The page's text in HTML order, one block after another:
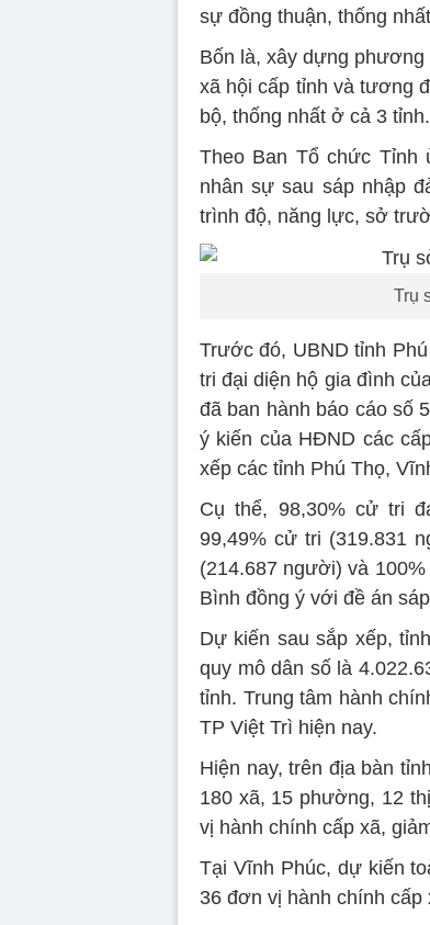
sự đồng thuận, thống
Bốn là, xây dựng
xã hội cấp tỉnh và tương
bộ, thống nhất ở cả 3 tỉnh.
Theo Ban Tổ chức Tỉnh
nhân sự sau sáp nhập
trình độ, năng lực, sở
Trụ
Trước đó, UBND tỉnh
tri đại diện hộ gia đình
đã ban hành báo cáo số
ý kiến của HĐND các
xếp các tỉnh Phú Thọ,
Cụ thể, 98,30% cử tri
99,49% cử tri (319.831
(214.687 người) và
Bình đồng ý với đề án
Dự kiến sau sắp xếp,
quy mô dân số là
tỉnh. Trung tâm hành
TP Việt Trì hiện nay.
Hiện nay, trên địa bàn
180 xã, 15 phường, 12
vị hành chính cấp xã,
Tại Vĩnh Phúc, dự kiến
36 đơn vị hành chính